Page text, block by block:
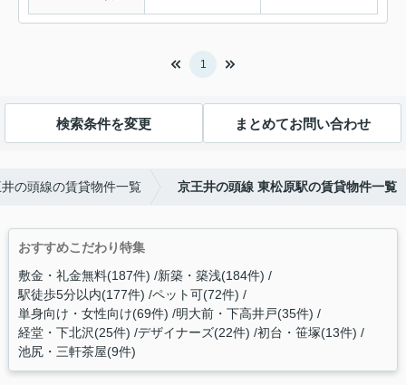
1
検索条件を変更 まとめてお問い合わせ
の頭線の賃貸物件一覧 京王井の頭線 東松原駅の賃貸物件一覧
おすすめこだわり特集
敷金・礼金無料(187件) 新築・築浅(184件)
駅徒歩5分以内(177件) ペット可(72件)
単身向け・女性向け(69件) 明大前・下高井戸(35件)
経堂・下北沢(25件) デザイナーズ(22件) 初台・笹塚(13件)
池尻・三軒茶屋(9件)